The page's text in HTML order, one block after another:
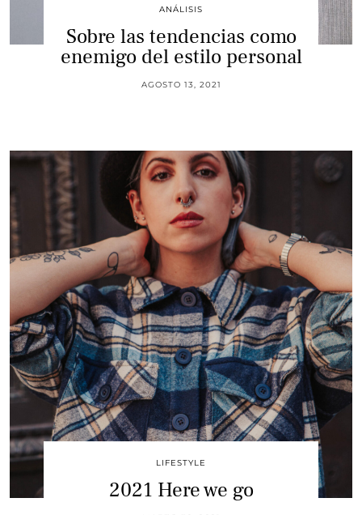
ANÁLISIS
Sobre las tendencias como
enemigo del estilo personal
AGOSTO 13, 2021
LIFESTYLE
2021 Here we go